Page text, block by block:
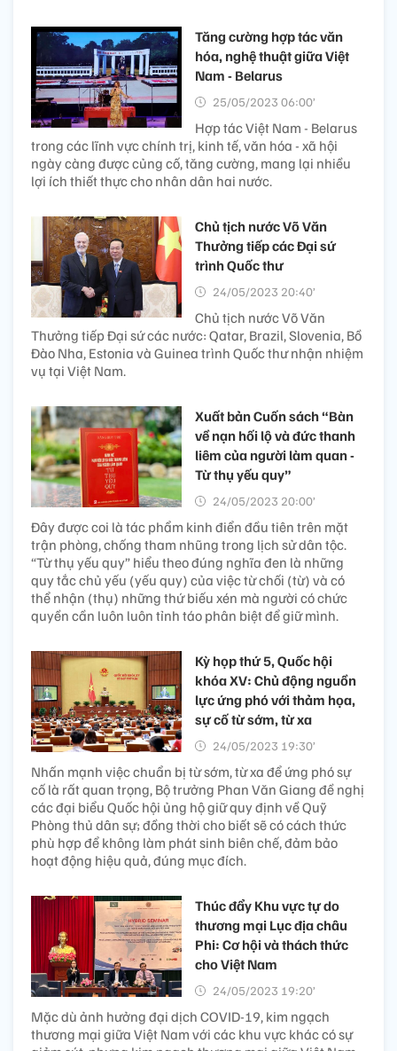
Tăng cường hợp tác văn
hóa, nghệ thuật giữa Việt
Nam - Belarus
25/05/2023 06:00’
Hợp tác Việt Nam - Belarus
trong các lĩnh vực chính trị, kinh tế, văn hóa - xã hội
ngày càng được củng cố, tăng cường, mang lại nhiều
lợi ích thiết thực cho nhân dân hai nước.
Chủ tịch nước Võ Văn
Thưởng tiếp các Đại sứ
trình Quốc thư
24/05/2023 20:40’
Chủ tịch nước Võ Văn
Thưởng tiếp Đại sứ các nước: Qatar, Brazil, Slovenia, Bồ
Đào Nha, Estonia và Guinea trình Quốc thư nhận nhiệm
vụ tại Việt Nam.
Xuất bản Cuốn sách “Bàn
về nạn hối lộ và đức thanh
liêm của người làm quan -
Từ thụ yếu quy”
24/05/2023 20:00’
Đây được coi là tác phẩm kinh điển đầu tiên trên mặt
trận phòng, chống tham nhũng trong lịch sử dân tộc.
“Từ thụ yếu quy” hiểu theo đúng nghĩa đen là những
quy tắc chủ yếu (yếu quy) của việc từ chối (từ) và có
thể nhận (thụ) những thứ biếu xén mà người có chức
quyền cần luôn luôn tỉnh táo phân biệt để giữ mình.
Kỳ họp thứ 5, Quốc hội
khóa XV: Chủ động nguồn
lực ứng phó với thảm họa,
sự cố từ sớm, từ xa
24/05/2023 19:30’
Nhấn mạnh việc chuẩn bị từ sớm, từ xa để ứng phó sự
cố là rất quan trọng, Bộ trưởng Phan Văn Giang đề nghị
các đại biểu Quốc hội ủng hộ giữ quy định về Quỹ
Phòng thủ dân sự; đồng thời cho biết sẽ có cách thức
phù hợp để không làm phát sinh biên chế, đảm bảo
hoạt động hiệu quả, đúng mục đích.
Thúc đẩy Khu vực tự do
thương mại Lục địa châu
Phi: Cơ hội và thách thức
cho Việt Nam
24/05/2023 19:20’
Mặc dù ảnh hưởng đại dịch COVID-19, kim ngạch
thương mại giữa Việt Nam với các khu vực khác có sự